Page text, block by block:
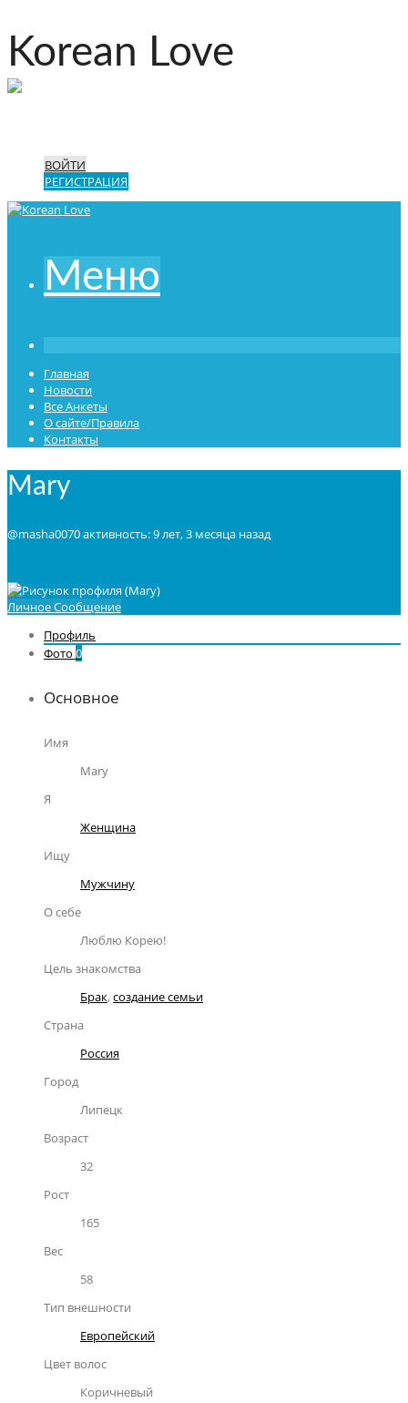
Korean Love
ВОЙТИ
РЕГИСТРАЦИЯ
Меню
Главная
Новости
Все Анкеты
О сайте/Правила
Контакты
Mary
@masha0070активность: 9 лет, 3 месяца назад
Личное Сообщение
Профиль
Фото 0
Основное
Имя
Mary
Я
Женщина
Ищу
Мужчину
О себе
Люблю Корею!
Цель знакомства
Брак,создание семьи
Страна
Россия
Город
Липецк
Возраст
32
Рост
165
Вес
58
Тип внешности
Европейский
Цвет волос
Коричневый